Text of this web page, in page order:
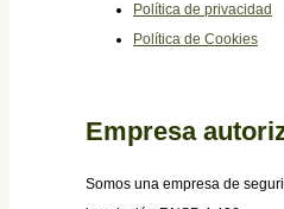
Política de privacidad
Política de Cookies
Empresa
Somos una empresa de